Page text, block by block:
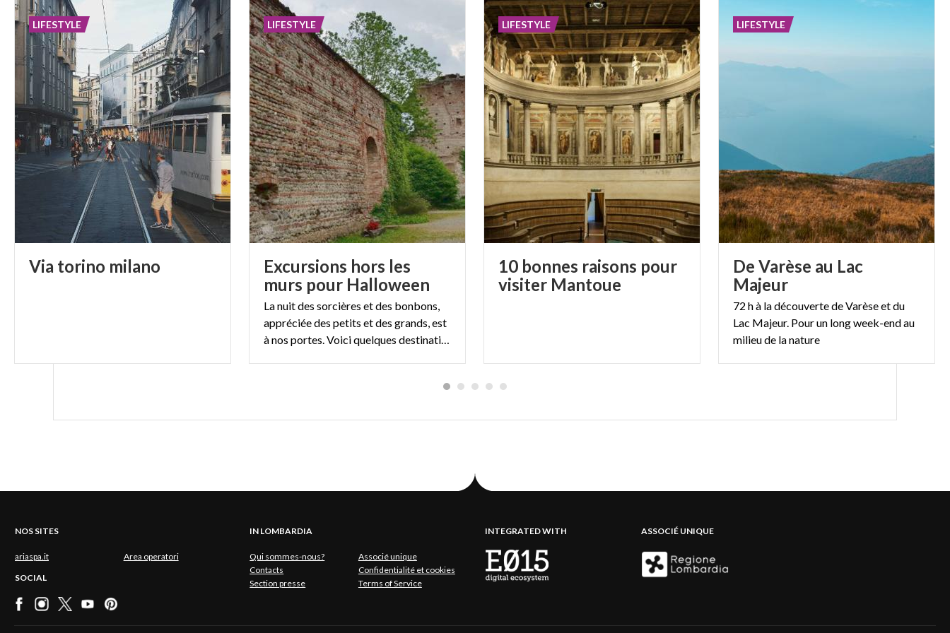
Via torino milano
LIFESTYLE
Excursions hors les
murs pour Halloween
La nuit des sorcières et des bonbons,
appréciée des petits et des grands, est
à nos portes. Voici quelques destinations incontournables en Lombardie où passer votre Halloween
LIFESTYLE
10 bonnes raisons pour
visiter Mantoue
LIFESTYLE
De Varèse au Lac
Majeur
72 h à la découverte de Varèse et du
Lac Majeur. Pour un long week-end au
milieu de la nature
LIFESTYLE
NOS SITES
ariaspa.it Area operatori
SOCIAL
IN LOMBARDIA
Qui sommes-nous?
Associé unique
Contacts
Confidentialité et cookies
Section presse
Terms of Service
INTEGRATED WITH ASSOCIÉ UNIQUE